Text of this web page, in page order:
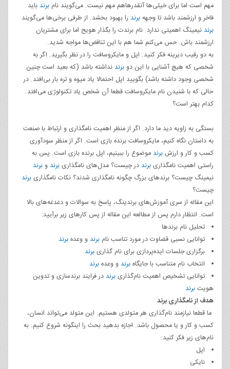
مهم است اما برای خیلی‌ها آنقدرهاهم مهم نیست. می‌گویند نام برند باید
فاخر و ارزشمند باشد تا وجههبرند را بهبود بخشد. از طرفی برخی‌ها می‌گویند
برند نیمینگ اهمیتی ندارد. نام برندت را بگذار هویج اما برای مشتریان
ارزشمند باش. حس می‌کنم شما هم با این تناقض‌ها مواجه شدید.
به دو رقیب دیرینه فکر کنید. اپل و مایکروسافت را در نظر بگیرید. اگر به
شخصی که هیچ آشنایی با این دوبرند نداشته باشد (که بعید است چنین
شخصی وجود داشته باشد) بگویید اپل احتمالا یاد میوه و تره بار بی‌افتد. در
حالی که با شنیدن نام مایکروسافت قطعا آن شخص یاد تکنولوژی می‌افتد.
کدام بهتر است؟
بستگی به زاویه دید ما دارد. اگر از منظر اهمیت نامگذاری و ارتباط با صنعت
به داستان نگاه کنیم، مایکروسافت برنده بازی است. اگر از منظر سودآوری
کسب و کار و ارزشبرند موضوع را ببینیم، اپل برنده بازی است. پس به
راستی اهمیت نامگذاریبرند در چیست؟ مدل‌های نامگذاریبرند وبرند
نیمینگ چیست؟ برندهای بزرگ چگونه نامگذاری شدند؟ نکات نامگذاریبرند
چیست؟
این مقاله از سری آموزش‌های برندینگ، پاسخ به سوالات و دغدغه‌های بالا
است. انتظار دارم پس از مطالعه این مقاله از پس کارهای زیر برآیید:
تحلیل نام برندها
توانایی نسبی قضاوت در مورد تناسب نامبرند و وعدهبرند
برگزاری جلسات ایده‌پردازی برای نام گذاریبرند
انتخاب نام متناسب با جایگاهبرند و وعدهبرند
توانایی تشخیص اهمیت نام‌گذاریبرند در فرایند برندسازی و تدوین
هویتبرند
هدف از نامگذاری برند
ما قطعا نیازمند نام‌گذاری هر متولدی هستیم. این متولد می‌تواند انسان،
کسب و کار و یا محصول باشد. اجازه بدهید بحث را اینگونه شروع کنیم. به
نام‌های زیر فکر کنید:
اپل
نایکی